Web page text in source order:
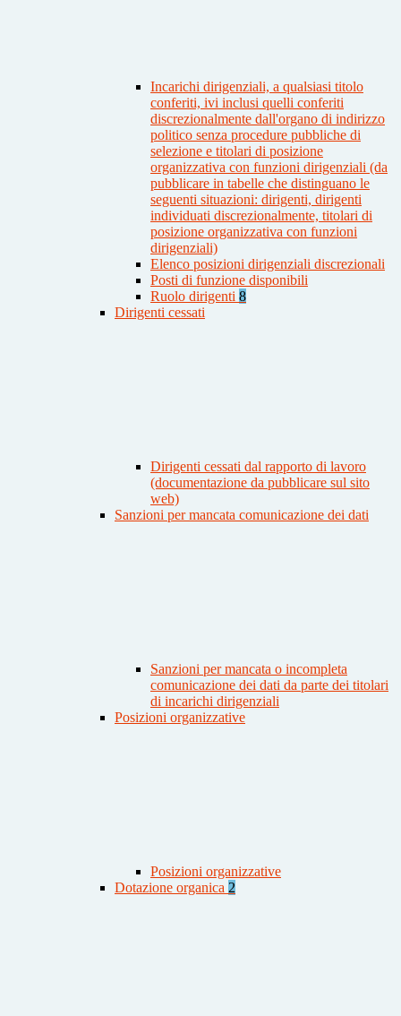
Incarichi dirigenziali, a qualsiasi titolo
conferiti, ivi inclusi quelli conferiti
discrezionalmente dall'organo di indirizzo
politico senza procedure pubbliche di
selezione e titolari di posizione
organizzativa con funzioni dirigenziali (da
pubblicare in tabelle che distinguano le
seguenti situazioni: dirigenti, dirigenti
individuati discrezionalmente, titolari di
posizione organizzativa con funzioni
dirigenziali)
Elenco posizioni dirigenziali discrezionali
Posti di funzione disponibili
Ruolo dirigenti 8
Dirigenti cessati
Dirigenti cessati dal rapporto di lavoro
(documentazione da pubblicare sul sito
web)
Sanzioni per mancata comunicazione dei dati
Sanzioni per mancata o incompleta
comunicazione dei dati da parte dei titolari
di incarichi dirigenziali
Posizioni organizzative
Posizioni organizzative
Dotazione organica 2